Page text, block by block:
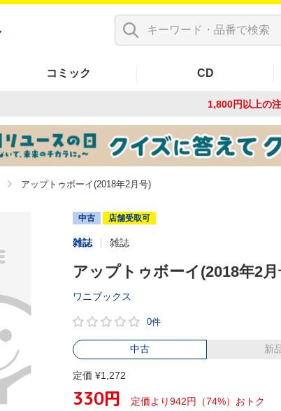
コミック CD
1,800円以上の
アップトゥボーイ(2018年2月号)
中古 店舗受取可
雑誌 雑誌
アップトゥボーイ(2018年2
ワニブックス
0件
中古 新
定価 ¥1,272
330円 定価より942円（74%）おトク